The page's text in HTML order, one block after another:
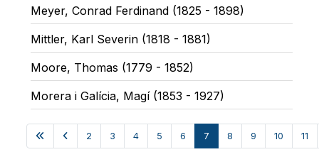
Meyer, Conrad Ferdinand (1825 - 1898)
Mittler, Karl Severin (1818 - 1881)
Moore, Thomas (1779 - 1852)
Morera i Galícia, Magí (1853 - 1927)
2 3 4 5 6 7 8 9 10 11